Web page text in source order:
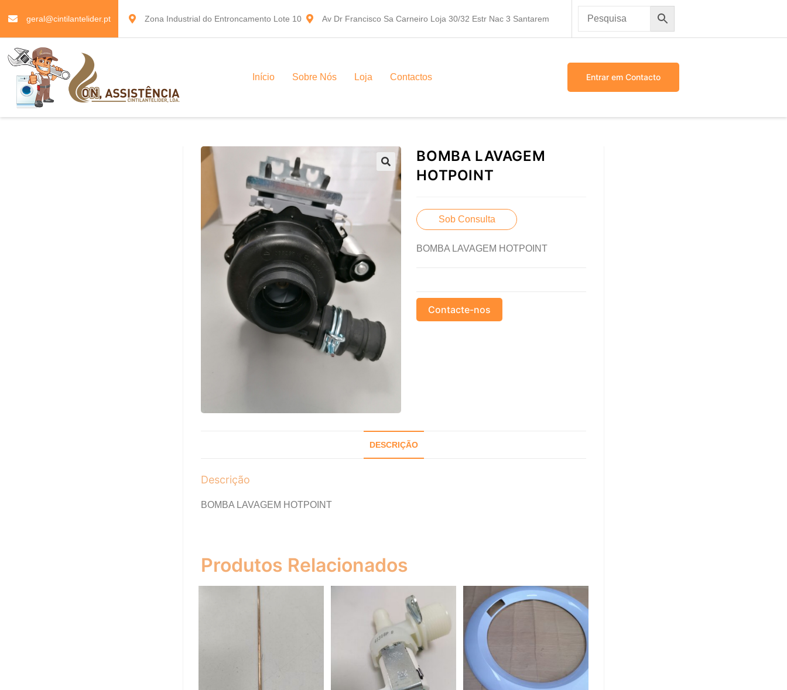
geral@cintilantelider.pt Zona Industrial do Entroncamento Lote 10 Av Dr Francisco Sa Carneiro Loja 30/32 Estr Nac 3 Santarem
Início Sobre Nós Loja Contactos Entrar em Contacto
BOMBA LAVAGEM
HOTPOINT
Sob Consulta
BOMBA LAVAGEM HOTPOINT
Contacte-nos
DESCRIÇÃO
Descrição
BOMBA LAVAGEM HOTPOINT
Produtos Relacionados